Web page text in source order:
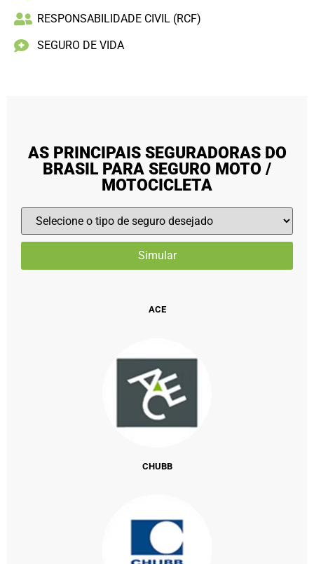
RESPONSABILIDADE CIVIL (RCF)
SEGURO DE VIDA
AS PRINCIPAIS SEGURADORAS DO
BRASIL PARA SEGURO MOTO /
MOTOCICLETA
ACE
CHUBB